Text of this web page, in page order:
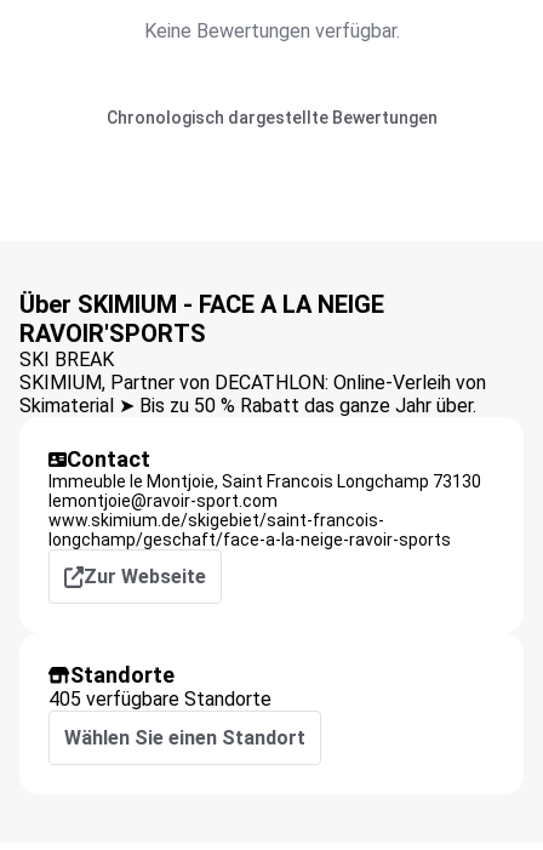
Keine Bewertungen verfügbar.
Chronologisch dargestellte Bewertungen
Über SKIMIUM - FACE A LA NEIGE
RAVOIR'SPORTS
SKI BREAK
SKIMIUM, Partner von DECATHLON: Online-Verleih von
Skimaterial ➤ Bis zu 50 % Rabatt das ganze Jahr über.
Contact
Immeuble le Montjoie, Saint Francois Longchamp 73130
lemontjoie@ravoir-sport.com
www.skimium.de/skigebiet/saint-francois-
longchamp/geschaft/face-a-la-neige-ravoir-sports
Zur Webseite
Standorte
405 verfügbare Standorte
Wählen Sie einen Standort